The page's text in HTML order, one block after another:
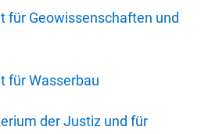
für Geowissenschaften und
für Wasserbau
der Justiz und für